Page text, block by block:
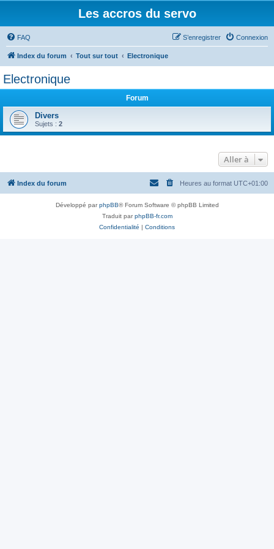
Les accros du servo
FAQ Connexion
S’enregistrer
Index du forum Tout sur tout Electronique
Electronique
Forum
Divers
Sujets : 2
Aller à
Index du forum Heures au format UTC+01:00
Développé parphpBB® Forum Software © phpBB Limited
Traduit parphpBB-fr.com
Confidentialité | Conditions